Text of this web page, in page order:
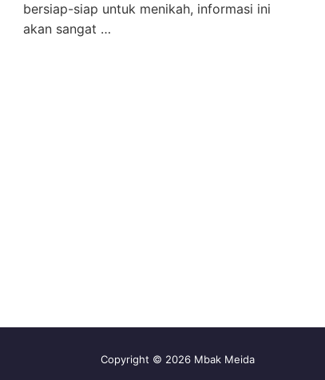
bersiap-siap untuk menikah, informasi ini
akan sangat …
Copyright © 2026 Mbak Meida